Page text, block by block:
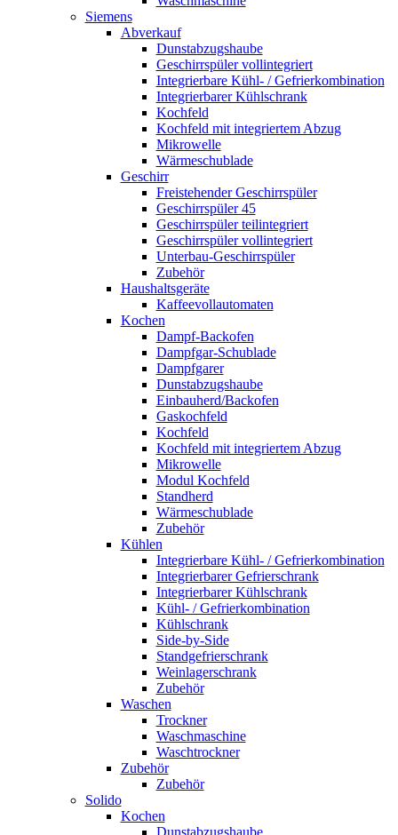
Siemens
Abverkauf
Dunstabzugshaube
Geschirrspüler vollintegriert
Integrierbare Kühl- / Gefrierkombination
Integrierbarer Kühlschrank
Kochfeld
Kochfeld mit integriertem Abzug
Mikrowelle
Wärmeschublade
Geschirr
Freistehender Geschirrspüler
Geschirrspüler 45
Geschirrspüler teilintegriert
Geschirrspüler vollintegriert
Unterbau-Geschirrspüler
Zubehör
Haushaltsgeräte
Kaffeevollautomaten
Kochen
Dampf-Backofen
Dampfgar-Schublade
Dampfgarer
Dunstabzugshaube
Einbauherd/Backofen
Gaskochfeld
Kochfeld
Kochfeld mit integriertem Abzug
Mikrowelle
Modul Kochfeld
Standherd
Wärmeschublade
Zubehör
Kühlen
Integrierbare Kühl- / Gefrierkombination
Integrierbarer Gefrierschrank
Integrierbarer Kühlschrank
Kühl- / Gefrierkombination
Kühlschrank
Side-by-Side
Standgefrierschrank
Weinlagerschrank
Zubehör
Waschen
Trockner
Waschmaschine
Waschtrockner
Zubehör
Zubehör
Solido
Kochen
Dunstabzugshaube